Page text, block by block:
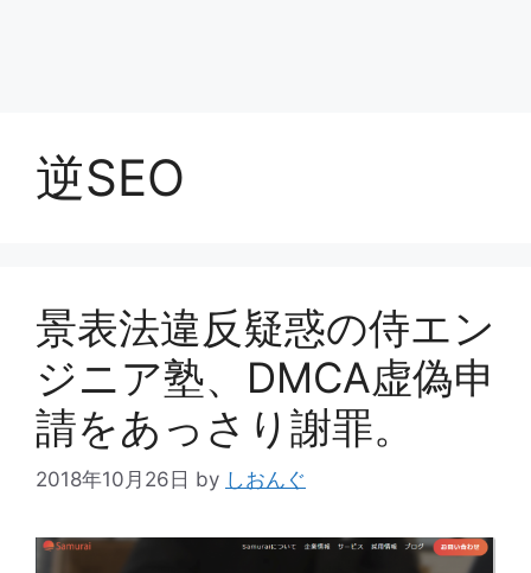
逆SEO
景表法違反疑惑の侍エン
ジニア塾、DMCA虚偽申
請をあっさり謝罪。
2018年10月26日 by しおんぐ